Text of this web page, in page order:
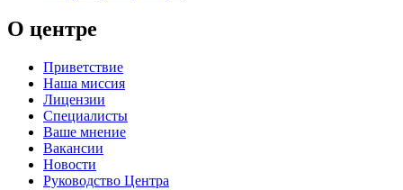
О центре
Приветствие
Наша миссия
Лицензии
Специалисты
Ваше мнение
Вакансии
Новости
Руководство Центра